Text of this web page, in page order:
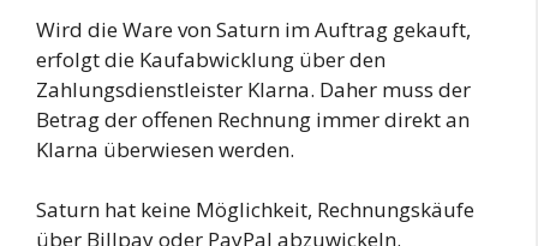
Wird die Ware von Saturn im Auftrag gekauft,
erfolgt die Kaufabwicklung über den
Zahlungsdienstleister Klarna. Daher muss der
Betrag der offenen Rechnung immer direkt an
Klarna überwiesen werden.
Saturn hat keine Möglichkeit, Rechnungskäufe
über Billpay oder PayPal abzuwickeln.